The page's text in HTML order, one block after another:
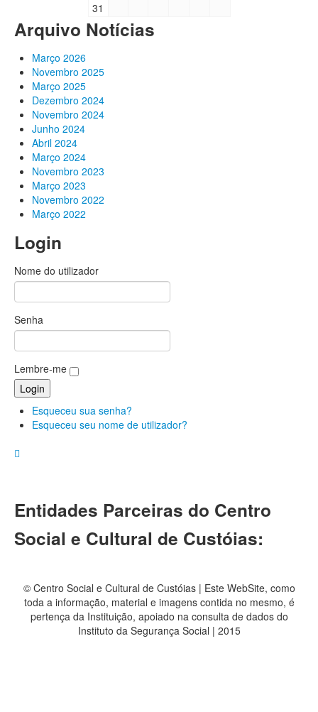
31
Arquivo Notícias
Março 2026
Novembro 2025
Março 2025
Dezembro 2024
Novembro 2024
Junho 2024
Abril 2024
Março 2024
Novembro 2023
Março 2023
Novembro 2022
Março 2022
Login
Nome do utilizador
Senha
Lembre-me
Esqueceu sua senha?
Esqueceu seu nome de utilizador?
Entidades Parceiras do Centro
Social e Cultural de Custóias:
© Centro Social e Cultural de Custóias | Este WebSite, como
toda a informação, material e imagens contida no mesmo, é
pertença da Instituição, apoiado na consulta de dados do
Instituto da Segurança Social | 2015